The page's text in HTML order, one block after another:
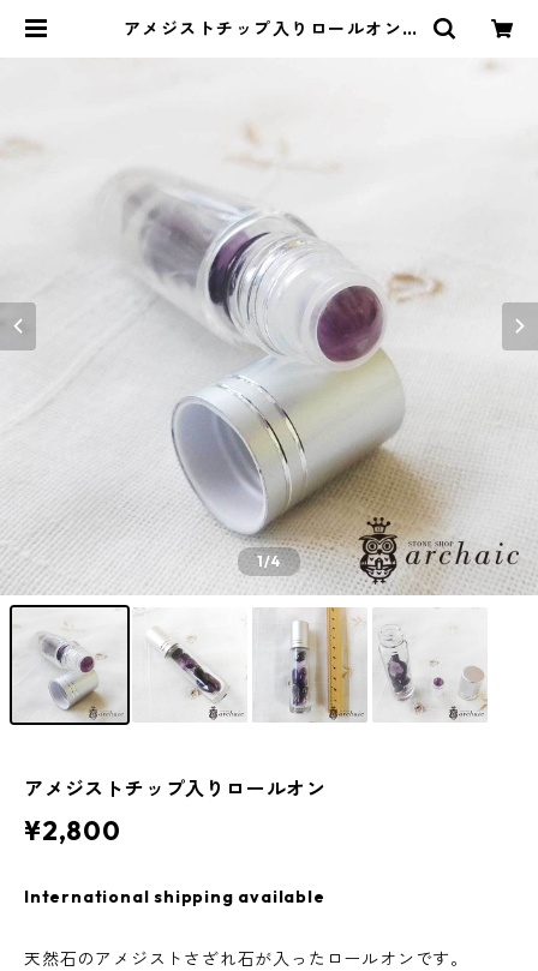
アメジストチップ入りロールオン |
1/4
アメジストチップ入りロールオン
¥2,800
International shipping available
天然石のアメジストさざれ石が入ったロールオンです。